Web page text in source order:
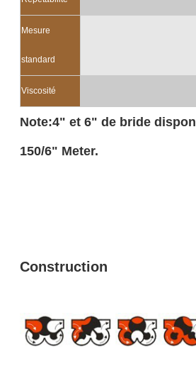
Mesure
standard
Viscosité
Note:4" et 6" de bride
150/6" Meter.
Construction